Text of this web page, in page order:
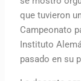
que tuvieron
Campeonato
Instituto
pasado en su